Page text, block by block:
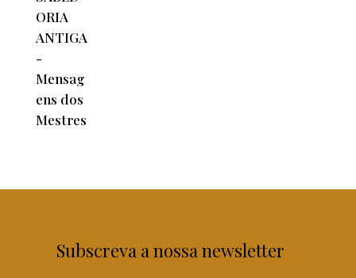
Subscreva a nossa newsletter